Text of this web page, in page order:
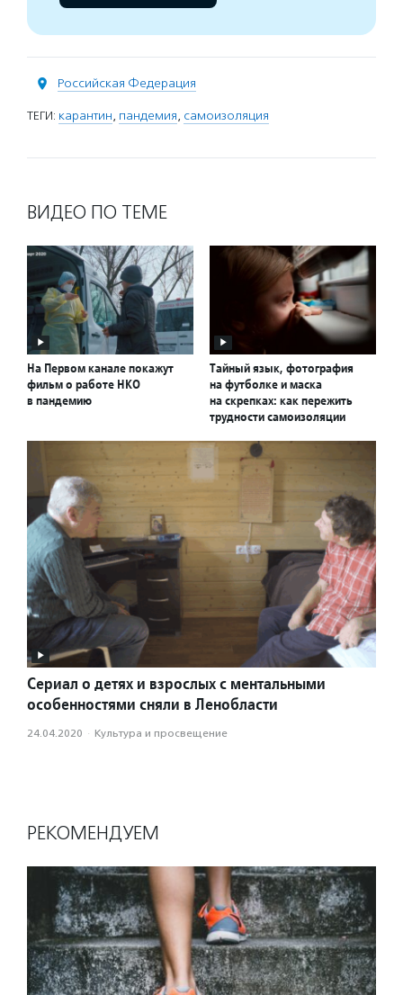
Российская Федерация
ТЕГИ: карантин, пандемия, самоизоляция
ВИДЕО ПО ТЕМЕ
На Первом канале покажут
фильм о работе НКО
в пандемию
Тайный язык, фотография
на футболке и маска
на скрепках: как пережить
трудности самоизоляции
Сериал о детях и взрослых с ментальными
особенностями сняли в Ленобласти
24.04.2020 · Культура и просвещение
РЕКОМЕНДУЕМ